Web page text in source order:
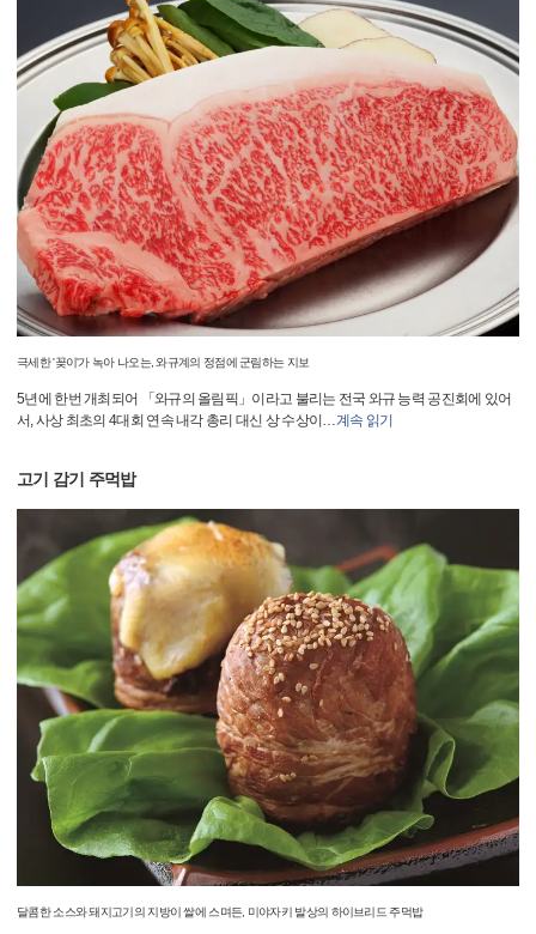
극세한 '꽂이'가 녹아 나오는, 와규계의 정점에 군림하는 지보
5년에 한번 개최되어 「와규의 올림픽」이라고 불리는 전국 와규 능력 공진회에 있어
서, 사상 최초의 4대회 연속 내각 총리 대신 상 수상이 …계속 읽기
고기 감기 주먹밥
달콤한 소스와 돼지고기의 지방이 쌀에 스며든, 미야자키 발상의 하이브리드 주먹밥